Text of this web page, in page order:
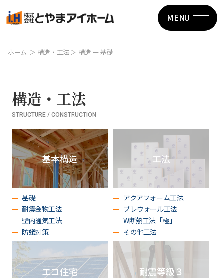
MENU
ホーム 構造・工法 構造 ー 基礎
構造・工法
STRUCTURE / CONSTRUCTION
基本構造
基礎
耐震金物工法
壁内通気工法
防蟻対策
工法
アクアフォーム工法
プレウォール工法
W断熱工法「極」
その他工法
エコ住宅 耐震等級３